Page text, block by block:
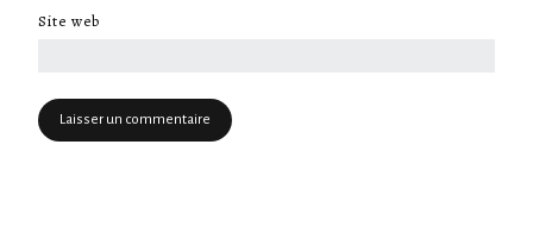
Site web